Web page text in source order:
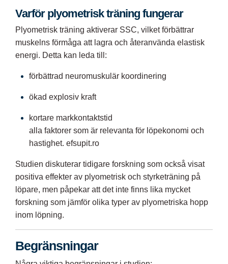
Varför plyometrisk träning fungerar
Plyometrisk träning aktiverar SSC, vilket förbättrar
muskelns förmåga att lagra och återanvända elastisk
energi. Detta kan leda till:
förbättrad neuromuskulär koordinering
ökad explosiv kraft
kortare markkontaktstid
alla faktorer som är relevanta för löpekonomi och
hastighet.efsupit.ro
Studien diskuterar tidigare forskning som också visat
positiva effekter av plyometrisk och styrketräning på
löpare, men påpekar att det inte finns lika mycket
forskning som jämför olika typer av plyometriska hopp
inom löpning.
Begränsningar